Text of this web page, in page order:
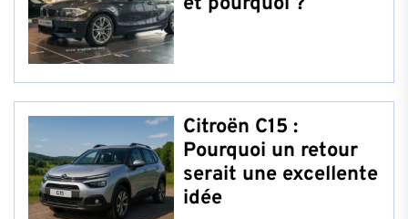
Citroën C15 :
Pourquoi un retour
serait une excellente
idée